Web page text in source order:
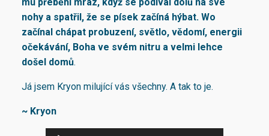
nohy a spatřil, že se písek začíná hýbat. Wo
začínal chápat probuzení, světlo, vědomí, energii
očekávání, Boha ve svém nitru a velmi lehce
došel domů.
Já jsem Kryon milující vás všechny. A tak to je.
~ Kryon